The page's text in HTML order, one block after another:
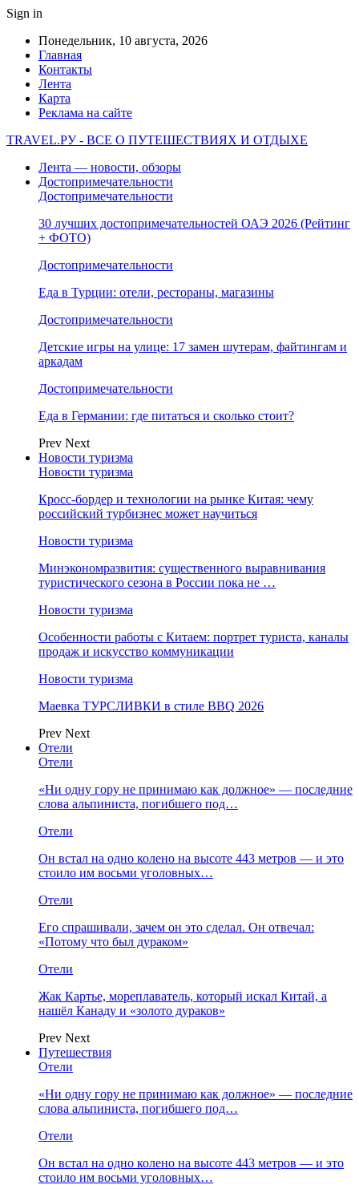
Sign in
Понедельник, 10 августа, 2026
Главная
Контакты
Лента
Карта
Реклама на сайте
TRAVEL.РУ - ВСЕ О ПУТЕШЕСТВИЯХ И ОТДЫХЕ
Лента — новости, обзоры
Достопримечательности
Достопримечательности
30 лучших достопримечательностей ОАЭ 2026 (Рейтинг
+ ФОТО)
Достопримечательности
Еда в Турции: отели, рестораны, магазины
Достопримечательности
Детские игры на улице: 17 замен шутерам, файтингам и
аркадам
Достопримечательности
Еда в Германии: где питаться и сколько стоит?
Prev Next
Новости туризма
Новости туризма
Кросс-бордер и технологии на рынке Китая: чему
российский турбизнес может научиться
Новости туризма
Минэкономразвития: существенного выравнивания
туристического сезона в России пока не …
Новости туризма
Особенности работы с Китаем: портрет туриста, каналы
продаж и искусство коммуникации
Новости туризма
Маевка ТУРСЛИВКИ в стиле BBQ 2026
Prev Next
Отели
Отели
«Ни одну гору не принимаю как должное» — последние
слова альпиниста, погибшего под…
Отели
Он встал на одно колено на высоте 443 метров — и это
стоило им восьми уголовных…
Отели
Его спрашивали, зачем он это сделал. Он отвечал:
«Потому что был дураком»
Отели
Жак Картье, мореплаватель, который искал Китай, а
нашёл Канаду и «золото дураков»
Prev Next
Путешествия
Отели
«Ни одну гору не принимаю как должное» — последние
слова альпиниста, погибшего под…
Отели
Он встал на одно колено на высоте 443 метров — и это
стоило им восьми уголовных…